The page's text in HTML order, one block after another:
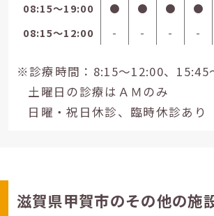
08:15〜19:00 ● ● ● ●
08:15〜12:00
- - - -
※診療時間：8:15～12:00、15:45
土曜日の診療はＡＭのみ
日曜・祝日休診、臨時休診あり
滋賀県甲賀市のその他の施